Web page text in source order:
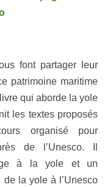
font partager leur
patrimoine maritime
qui aborde la yole
les textes proposés
organisé pour
de l’Unesco. Il
à la yole et un
la yole à l’Unesco